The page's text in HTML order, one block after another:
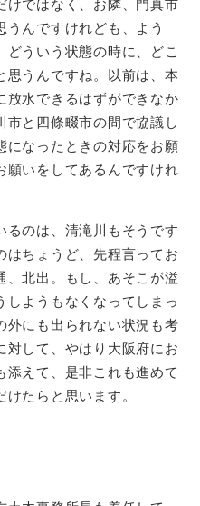
けではなく、お隣、門真市
んですけれども、よう
ういう状態の時に、どこ
思うんですね。以前は、本
放水できるはずができなか
市と四條畷市の間で協議し
になったときの対応をお願
願いをしてあるんですけれ
るのは、清滝川もそうです
はちょうど、先程言ってお
、北出。もし、あそこが溢
しようもなくなってしまっ
外にも出られない状況も考
対して、やはり大阪府にお
添えて、是非これも進めて
たらと思います。